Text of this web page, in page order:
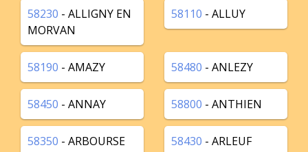
58230 - ALLIGNY EN
MORVAN
58110 - ALLUY
58190 - AMAZY 58480 - ANLEZY
58450 - ANNAY 58800 - ANTHIEN
58350 - ARBOURSE 58430 - ARLEUF